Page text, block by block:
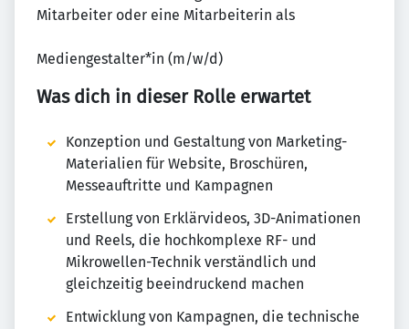
Mitarbeiter oder eine Mitarbeiterin als
Mediengestalter*in (m/w/d)
Was dich in dieser Rolle erwartet
Konzeption und Gestaltung von Marketing-
Materialien für Website, Broschüren,
Messeauftritte und Kampagnen
Erstellung von Erklärvideos, 3D-Animationen
und Reels, die hochkomplexe RF- und
Mikrowellen-Technik verständlich und
gleichzeitig beeindruckend machen
Entwicklung von Kampagnen, die technische